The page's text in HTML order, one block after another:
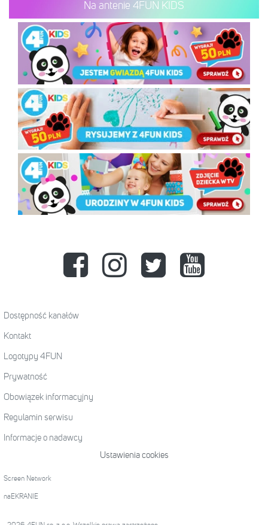
Na antenie 4FUN KIDS
Dostępność kanałów
Kontakt
Logotypy 4FUN
Prywatność
Obowiązek informacyjny
Regulamin serwisu
Informacje o nadawcy
Ustawienia cookies
Screen Network
naEKRANIE